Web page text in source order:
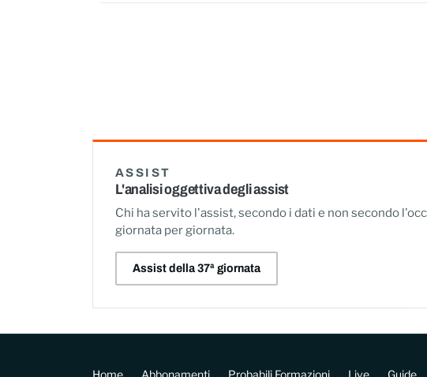
ASSIST
L'analisi oggettiva degli assist
Chi ha servito l'assist, secondo i dati e non secondo
giornata per giornata.
Assist della 37ª giornata
Home Abbonamenti Probabili Formazioni Live Guide